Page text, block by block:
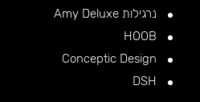
נרגילות Amy Deluxe